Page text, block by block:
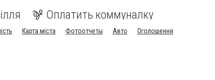
Оплатить коммуналку
Карта міста Фотоотчеты Авто
Оголошення